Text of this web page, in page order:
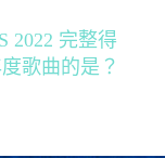
2022 完整得
歌曲的是？